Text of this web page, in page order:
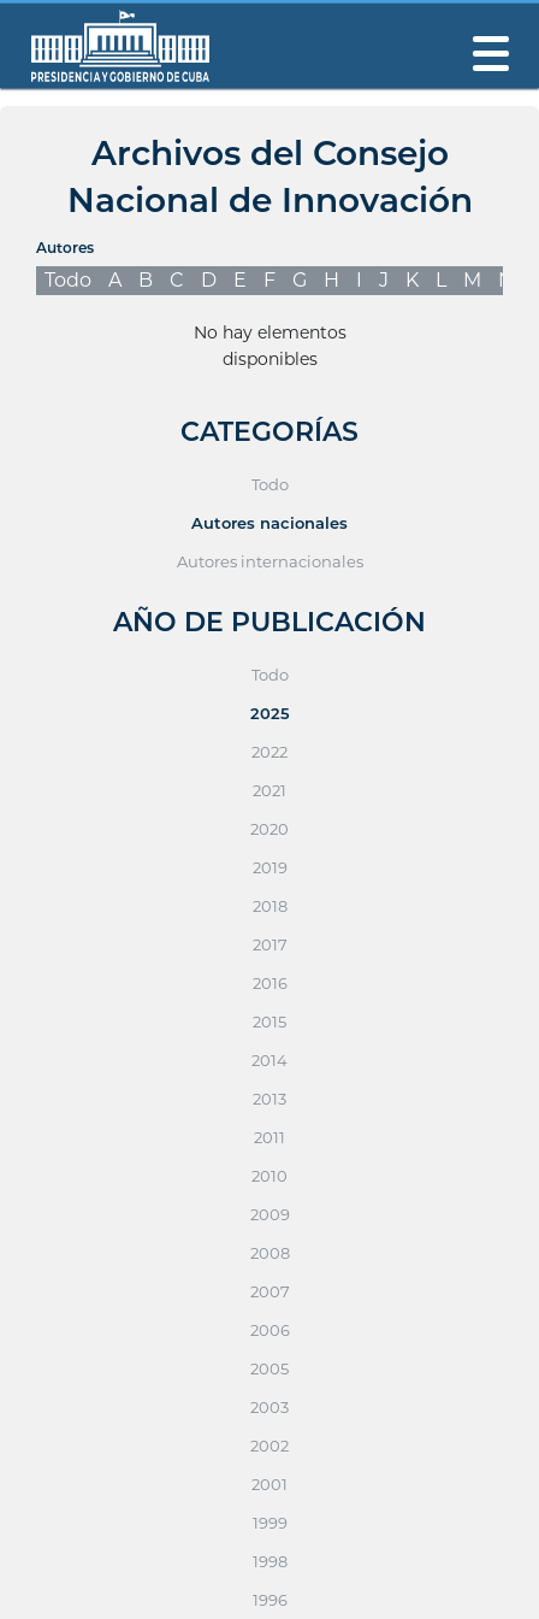
Archivos del Consejo
Nacional de Innovación
Autores
Todo A B C D E F G H I J K L M N
No hay elementos
disponibles
CATEGORÍAS
Todo
Autores nacionales
Autores internacionales
AÑO DE PUBLICACIÓN
Todo
2025
2022
2021
2020
2019
2018
2017
2016
2015
2014
2013
2011
2010
2009
2008
2007
2006
2005
2003
2002
2001
1999
1998
1996